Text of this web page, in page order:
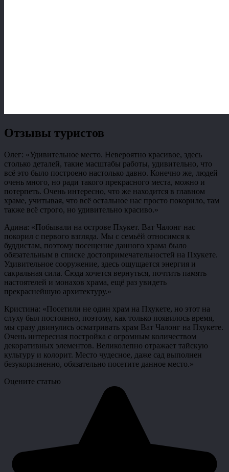
Отзывы туристов
Олег: «Удивительное место. Невероятно красивое, здесь
столько деталей, такие масштабы работы, удивительно, что
всё это было построено настолько давно. Конечно же, людей
очень много, но ради такого прекрасного места, можно и
потерпеть. Очень интересно, что же находится в главном
храме, учитывая, что всё остальное нас просто покорило, там
также всё строго, но удивительно красиво.»
Адина: «Побывали на острове Пхукет. Ват Чалонг нас
покорил с первого взгляда. Мы с семьёй относимся к
буддистам, поэтому посещение данного храма было
обязательным в списке достопримечательностей на Пхукете.
Удивительное сооружение, здесь ощущается энергия и
сакральная сила. Сюда хочется вернуться, почтить память
настоятелей и монахов храма, ещё раз увидеть
прекраснейшую архитектуру.»
Кристина: «Посетили не один храм на Пхукете, но этот на
слуху был постоянно, поэтому, как только появилось время,
мы сразу двинулись осматривать храм Ват Чалонг на Пхукете.
Очень интересная постройка с огромным количеством
декоративных элементов. Великолепно отражает тайскую
культуру и колорит. Место чудесное, даже сад выполнен
безукоризненно, обязательно посетите данное место.»
Оцените статью